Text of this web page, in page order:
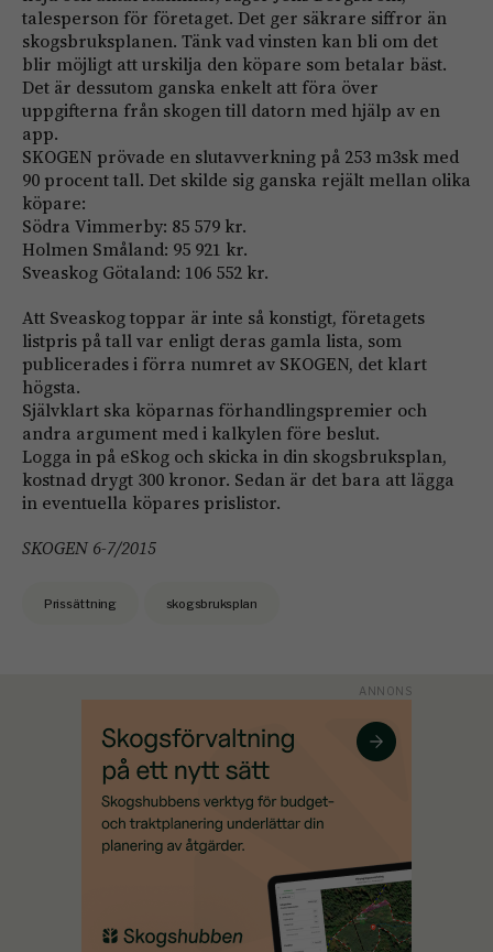
talesperson för företaget. Det ger säkrare siffror än
skogsbruksplanen. Tänk vad vinsten kan bli om det
blir möjligt att urskilja den köpare som betalar bäst.
Det är dessutom ganska enkelt att föra över
uppgifterna från skogen till datorn med hjälp av en
app.
SKOGEN prövade en slutavverkning på 253 m3sk med
90 procent tall. Det skilde sig ganska rejält mellan olika
köpare:
Södra Vimmerby: 85 579 kr.
Holmen Småland: 95 921 kr.
Sveaskog Götaland: 106 552 kr.
Att Sveaskog toppar är inte så konstigt, företagets
listpris på tall var enligt deras gamla lista, som
publicerades i förra numret av SKOGEN, det klart
högsta.
Självklart ska köparnas förhandlingspremier och
andra argument med i kalkylen före beslut.
Logga in på eSkog och skicka in din skogsbruksplan,
kostnad drygt 300 kronor. Sedan är det bara att lägga
in eventuella köpares prislistor.
SKOGEN 6-7/2015
Prissättning skogsbruksplan